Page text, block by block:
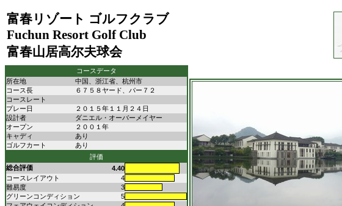
富春リゾート ゴルフクラブ
Fuchun Resort Golf Club
富春山居高尔夫球会
コースデータ
所在地
中国、浙江省、杭州市
コース長
６７５８ヤード、パー７２
コースレート
プレー日
２０１５年１１月２４日
設計者
ダニエル・オーバーメイヤー
オープン
２００１年
キャディ
あり
ゴルフカート
あり
評価
総合評価
4.40
コースレイアウト
4
難易度
3
グリーンコンディション
5